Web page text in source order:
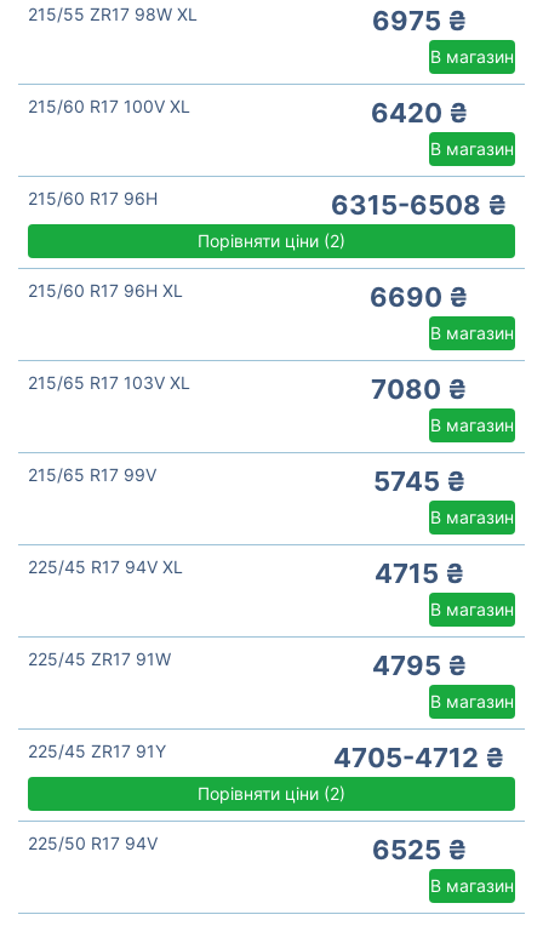
215/55 ZR17 98W XL 6975 ₴
В магазин
215/60 R17 100V XL 6420 ₴
В магазин
215/60 R17 96H 6315-6508 ₴
Порівняти ціни (2)
215/60 R17 96H XL 6690 ₴
В магазин
215/65 R17 103V XL 7080 ₴
В магазин
215/65 R17 99V 5745 ₴
В магазин
225/45 R17 94V XL 4715 ₴
В магазин
225/45 ZR17 91W 4795 ₴
В магазин
225/45 ZR17 91Y 4705-4712 ₴
Порівняти ціни (2)
225/50 R17 94V 6525 ₴
В магазин